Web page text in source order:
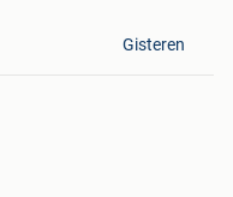
Gisteren